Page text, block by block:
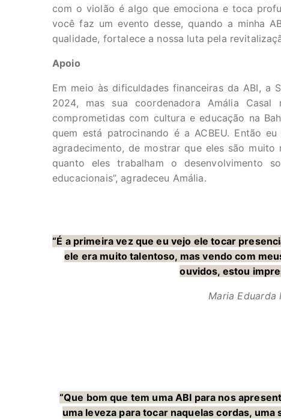
com o violão é algo que emociona e toca
você faz um evento desse, quando a minha
qualidade, fortalece a nossa luta pela
Apoio
Em meio às dificuldades financeiras da ABI, a
2024, mas sua coordenadora Amália
comprometidas com cultura e educação na
quem está patrocinando é a ACBEU. Então
agradecimento, de mostrar que eles são
quanto eles trabalham o desenvolvimento
educacionais”, agradeceu Amália.
“É a primeira vez que eu vejo ele tocar
ele era muito talentoso, mas vendo com
ouvidos, estou
Maria Eduarda
“Que bom que tem uma ABI para nos
uma leveza para tocar naquelas cordas,